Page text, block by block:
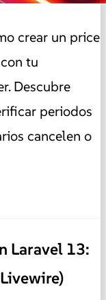
crear un price
tu
Descubre
periodos
cancelen o
Laravel 13: